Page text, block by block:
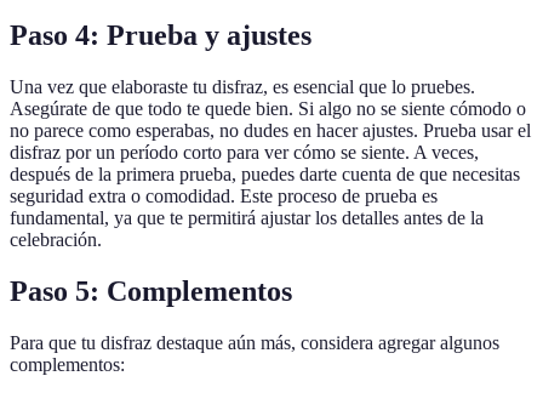
Paso 4: Prueba y ajustes
Una vez que elaboraste tu disfraz, es esencial que lo pruebes.
Asegúrate de que todo te quede bien. Si algo no se siente cómodo o
no parece como esperabas, no dudes en hacer ajustes. Prueba usar el
disfraz por un período corto para ver cómo se siente. A veces,
después de la primera prueba, puedes darte cuenta de que necesitas
seguridad extra o comodidad. Este proceso de prueba es
fundamental, ya que te permitirá ajustar los detalles antes de la
celebración.
Paso 5: Complementos
Para que tu disfraz destaque aún más, considera agregar algunos
complementos: